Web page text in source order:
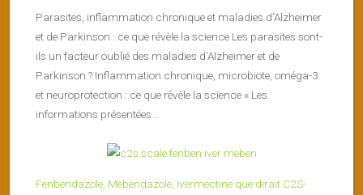
Parasites, inflammation chronique et maladies d’Alzheimer
et de Parkinson : ce que révèle la science Les parasites sont-
ils un facteur oublié des maladies d’Alzheimer et de
Parkinson ? Inflammation chronique, microbiote, oméga-3
et neuroprotection : ce que révèle la science « Les
informations présentées...
Fenbendazole, Mebendazole, Ivermectine que dirait C2S-